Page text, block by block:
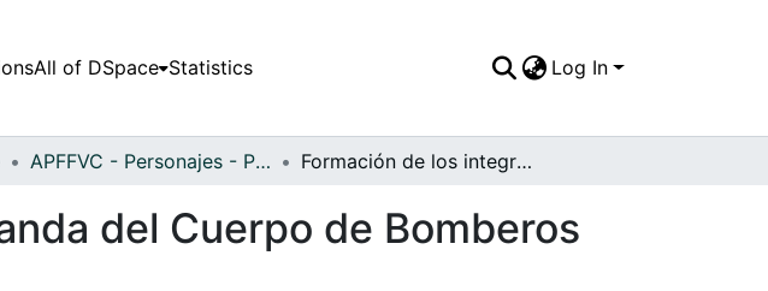
All of DSpace Statistics Log In
APFFVC - Personajes - Patrimonial Formación de los integrantes de la Banda del Cuerpo de Bomberos Voluntarios del Terminal Marítimo
del Cuerpo de Bomberos